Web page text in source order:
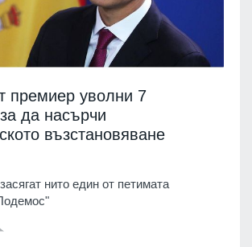
премиер уволни 7
да насърчи
възстановяване
нито един от петимата